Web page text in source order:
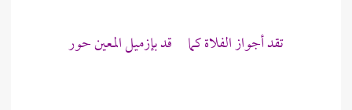
تقد أجواز الفلاة كما قد بإزميل المعين حور